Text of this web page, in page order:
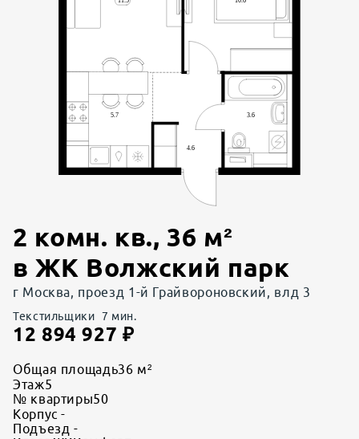
2 комн. кв., 36 м²
вЖК Волжский парк
г Москва, проезд 1-й Грайвороновский, влд 3
Текстильщики 7 мин.
12 894 927 ₽
Общая площадь36 м²
Этаж5
№ квартиры50
Корпус -
Подъезд -